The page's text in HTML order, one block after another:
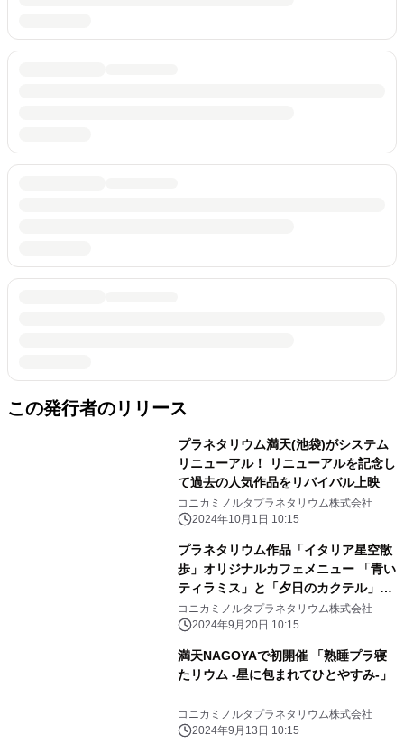
この発行者のリリース
プラネタリウム満天(池袋)がシステム
リニューアル！ リニューアルを記念し
て過去の人気作品をリバイバル上映
コニカミノルタプラネタリウム株式会社
2024年10月1日 10:15
プラネタリウム作品「イタリア星空散
歩」オリジナルカフェメニュー 「青い
ティラミス」と「夕日のカクテル」販
売！
コニカミノルタプラネタリウム株式会社
2024年9月20日 10:15
満天NAGOYAで初開催 「熟睡プラ寝
たリウム -星に包まれてひとやすみ-」
コニカミノルタプラネタリウム株式会社
2024年9月13日 10:15